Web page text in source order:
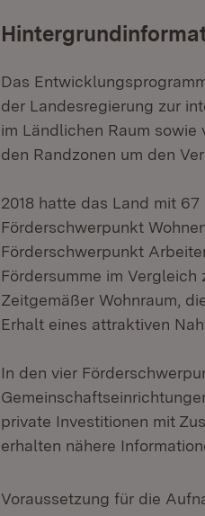
Das
der Landesregierung zur
im Ländlichen Raum
den Randzonen um den
2018 hatte das Land mit
Förderschwerpunkt
Förderschwerpunkt
Fördersumme im Vergleich
Zeitgemäßer Wohnraum,
Erhalt eines attraktiven
In den vier
private Investitionen mit
erhalten nähere
Voraussetzung für die